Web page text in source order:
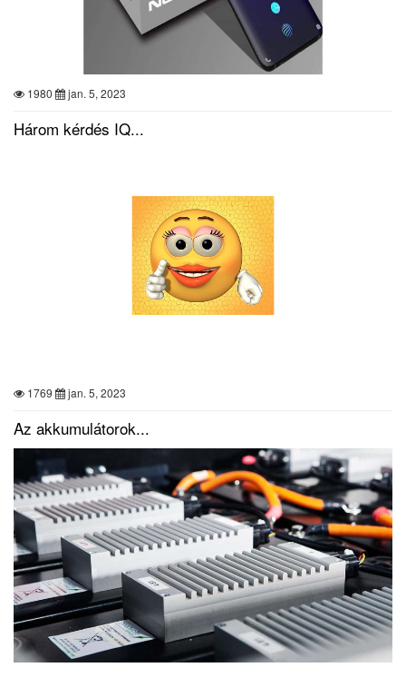
1980 jan. 5, 2023
Három kérdés IQ...
1769 jan. 5, 2023
Az akkumulátorok...